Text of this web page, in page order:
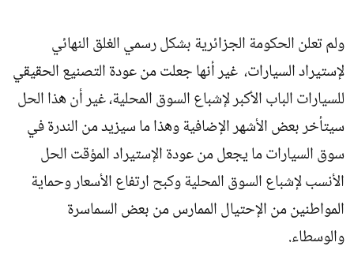
ولم تعلن الحكومة الجزائرية بشكل رسمي الغلق النهائي
لإستيراد السيارات، غير أنها جعلت من عودة التصنيع الحقيقي
للسيارات الباب الأكبر لإشباع السوق المحلية، غير أن هذا الحل
سيتأخر بعض الأشهر الإضافية وهذا ما سيزيد من الندرة في
سوق السيارات ما يجعل من عودة الإستيراد المؤقت الحل
الأنسب لإشباع السوق المحلية وكبح ارتفاع الأسعار وحماية
المواطنين من الإحتيال الممارس من بعض السماسرة
والوسطاء.